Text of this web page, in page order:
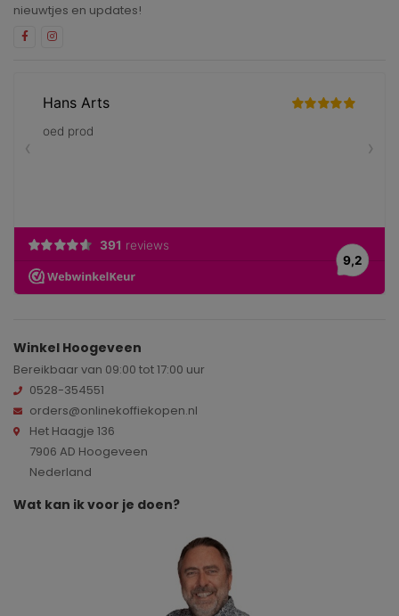
nieuwtjes en updates!
Winkel Hoogeveen
Bereikbaar van 09:00 tot 17:00 uur
0528-354551
orders@onlinekoffiekopen.nl
Het Haagje 136
7906 AD Hoogeveen
Nederland
Wat kan ik voor je doen?